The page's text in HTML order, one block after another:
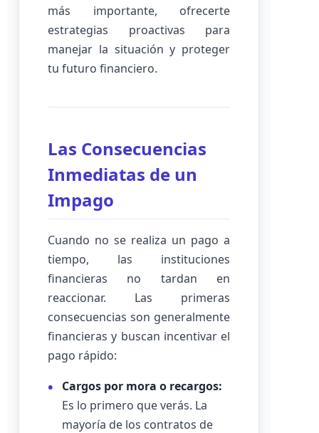
más importante, ofrecerte
estrategias proactivas para
manejar la situación y proteger
tu futuro financiero.
Las Consecuencias
Inmediatas de un
Impago
Cuando no se realiza un pago a
tiempo, las instituciones
financieras no tardan en
reaccionar. Las primeras
consecuencias son generalmente
financieras y buscan incentivar el
pago rápido:
Cargos por mora o recargos:
Es lo primero que verás. La
mayoría de los contratos de